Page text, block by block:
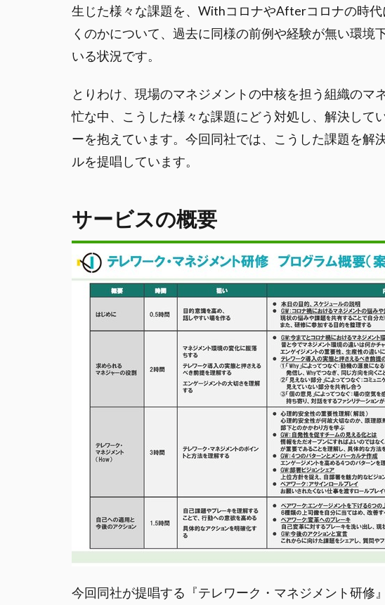
生じた様々な課題を、WithコロナやAfterコロナの時
くのかについて、過去に同様の前例や経験が無い環境
いる状況です。
とりわけ、現場のマネジメントの中核を担う組織のマ
忙な中、こうした様々な課題にどう対処し、解決して
ーを抱えています。今回同社では、こうした課題を解
ルを提唱しています。
サービスの概要
今回同社が提唱する『テレワーク・マネジメント研修